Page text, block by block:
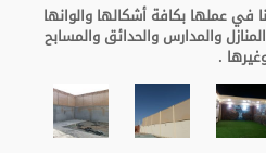
عملها بكافة أشكالها والوانها
والمدارس والحدائق والمسابح
.